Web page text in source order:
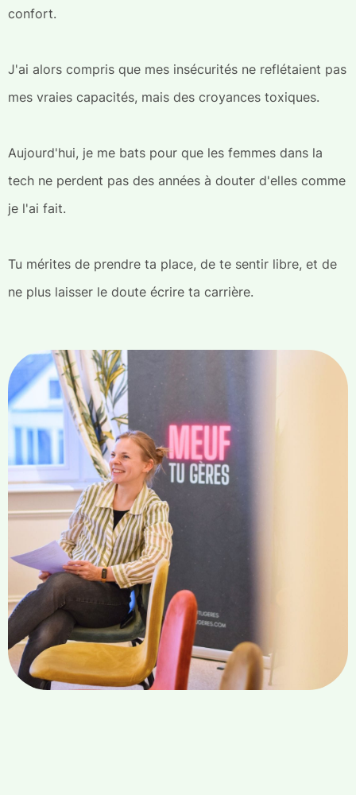
confort.
J'ai alors compris que mes insécurités ne reflétaient pas
mes vraies capacités, mais des croyances toxiques.
Aujourd'hui, je me bats pour que les femmes dans la
tech ne perdent pas des années à douter d'elles comme
je l'ai fait.
Tu mérites de prendre ta place, de te sentir libre, et de
ne plus laisser le doute écrire ta carrière.